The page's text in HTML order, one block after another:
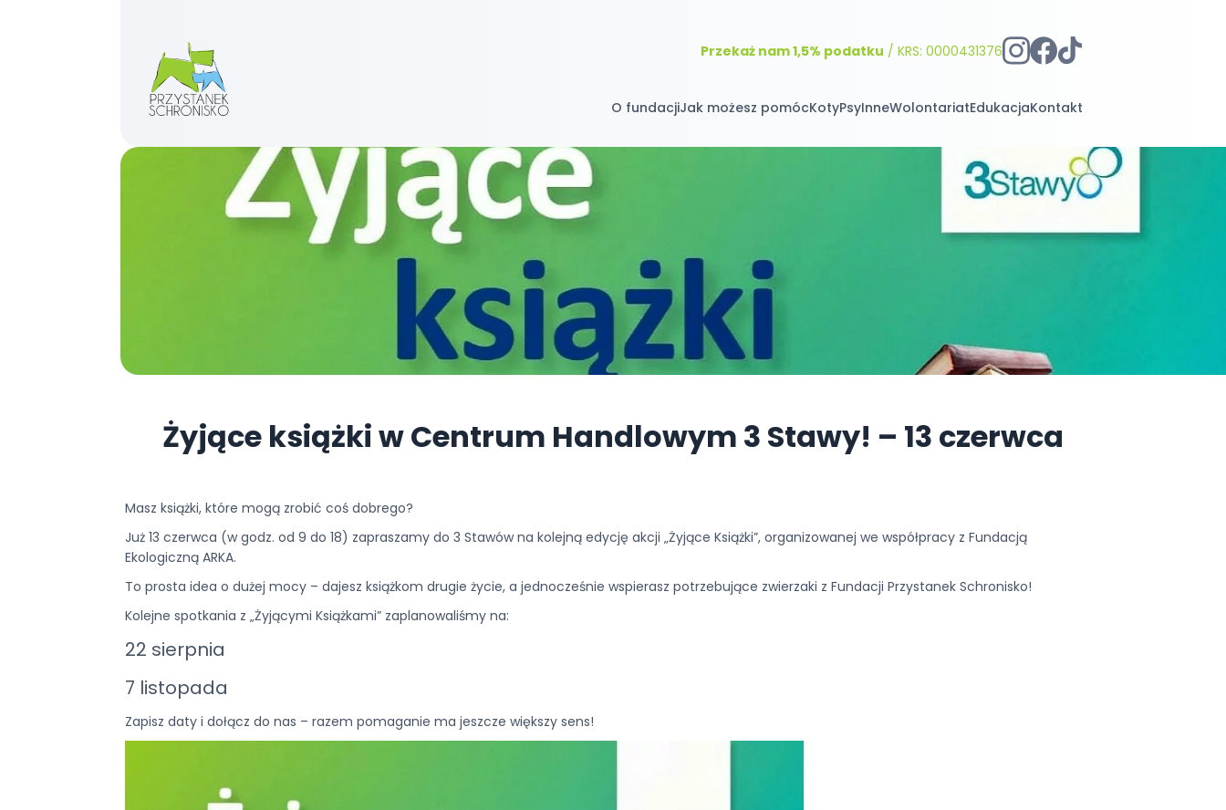
Przekaż nam 1,5% podatku / KRS: 0000431376
O fundacjiJak możesz pomócKotyPsyInneWolontariatEdukacjaKontakt
Żyjące książki w Centrum Handlowym 3 Stawy! – 13 czerwca
Masz książki, które mogą zrobić coś dobrego?
Już 13 czerwca (w godz. od 9 do 18) zapraszamy do 3 Stawów na kolejną edycję akcji „Żyjące Książki”, organizowanej we współpracy z Fundacją
Ekologiczną ARKA.
To prosta idea o dużej mocy – dajesz książkom drugie życie, a jednocześnie wspierasz potrzebujące zwierzaki z Fundacji Przystanek Schronisko!
Kolejne spotkania z „Żyjącymi Książkami” zaplanowaliśmy na:
22 sierpnia
7 listopada
Zapisz daty i dołącz do nas – razem pomaganie ma jeszcze większy sens!